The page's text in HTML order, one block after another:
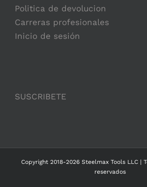
Politica de devolucion
Carreras profesionales
Inicio de sesión
SUSCRIBETE
Copyright 2018-2026 Steelmax Tools LLC |
reservados